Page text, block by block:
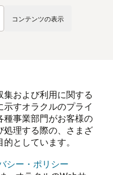
コンテンツの表示
および利用に関する
すオラクルのプライ
種事業部門がお客様の
処理する際の、さまざ
としています。
シー・ポリシー